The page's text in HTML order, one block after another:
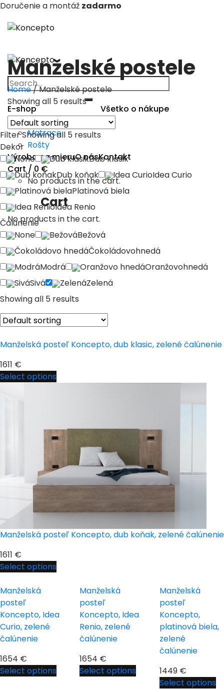
Doručenie a montáž zadarmo
to
Search
for:
E-shop
Manželské postele
Matrace
Rošty
Všetko o nákupe
Výroba na mieruO násKontakt
Cart /0 €
No products in the cart.
Cart
No products in the cart.
Manželské postele
Home/Manželské postele
Showing all 5 results
FilterShowing all 5 results
Dekor
None
Dub klasikDub klasik
Dub koňakDub koňak Idea CurioIdea Curio
Platinová bielaPlatinová biela
Idea RenioIdea Renio
Čalúnenie
None
BežováBežová
Čokoládovo hnedáČokoládovohnedá
ModráModrá Oranžovo hnedáOranžovohnedá
SiváSivá ZelenáZelená
Showing all 5 results
Manželská posteľ Koncepto, dub klasic, zelené čalúnenie
1611 €
Select options
Manželská posteľ Koncepto, dub koňak, zelené čalúnenie
1611 €
Select options
Manželská
posteľ
Koncepto, Idea
Curio, zelené
čalúnenie
1654 €
Select options
Manželská
posteľ
Koncepto, Idea
Renio, zelené
čalúnenie
1654 €
Select options
Manželská
posteľ
Koncepto,
platinová biela,
zelené
čalúnenie
1449 €
Select options